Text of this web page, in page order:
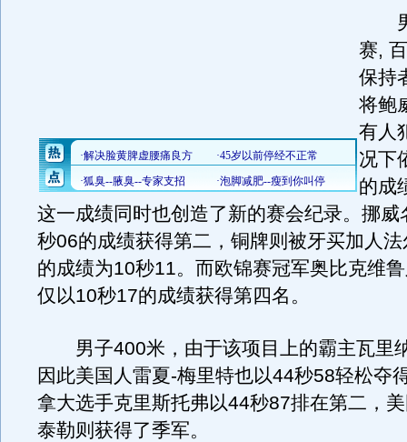
男
赛,
保持
将鲍
有人
况下
的成
这一成绩同时也创造了新的赛会纪录。挪威
秒06的成绩获得第二，铜牌则被牙买加人
的成绩为10秒11。而欧锦赛冠军奥比克维
仅以10秒17的成绩获得第四名。
男子400米，由于该项目上的霸主瓦里
因此美国人雷夏-梅里特也以44秒58轻松夺
拿大选手克里斯托弗以44秒87排在第二，
泰勒则获得了季军。